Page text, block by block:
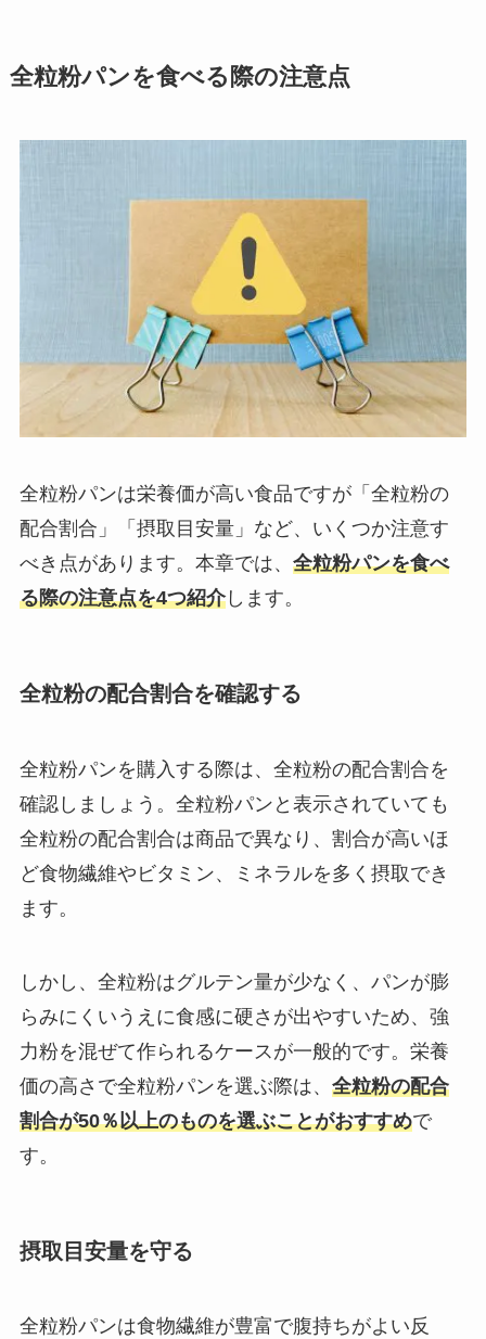
全粒粉パンを食べる際の注意点
全粒粉パンは栄養価が高い食品ですが「全粒粉の
配合割合」「摂取目安量」など、いくつか注意す
べき点があります。本章では、 全粒粉パンを食べ
る際の注意点を4つ紹介します。
全粒粉の配合割合を確認する
全粒粉パンを購入する際は、全粒粉の配合割合を
確認しましょう。全粒粉パンと表示されていても
全粒粉の配合割合は商品で異なり、割合が高いほ
ど食物繊維やビタミン、ミネラルを多く摂取でき
ます。
​しかし、全粒粉はグルテン量が少なく、パンが膨
らみにくいうえに食感に硬さが出やすいため、強
力粉を混ぜて作られるケースが一般的です。栄養
価の高さで​全粒粉パンを選ぶ際は、 全粒粉の配合
割合が50％以上のものを選ぶことがおすすめで
す。
摂取目安量を守る
全粒粉パンは食物繊維が豊富で腹持ちがよい反